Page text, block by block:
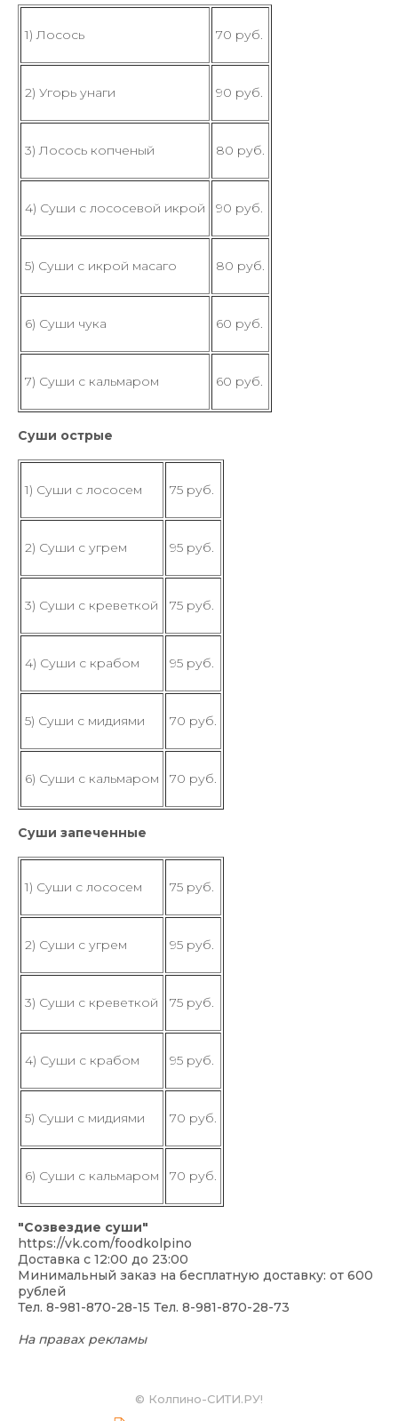
1) Лосось 70 руб.
2) Угорь унаги 90 руб.
3) Лосось копченый 80 руб.
4) Суши с лососевой икрой 90 руб.
5) Суши с икрой масаго 80 руб.
6) Суши чука 60 руб.
7) Суши с кальмаром 60 руб.
Суши острые
1) Суши с лососем 75 руб.
2) Суши с угрем 95 руб.
3) Суши с креветкой 75 руб.
4) Суши с крабом 95 руб.
5) Суши с мидиями 70 руб.
6) Суши с кальмаром 70 руб.
Суши запеченные
1) Суши с лососем 75 руб.
2) Суши с угрем 95 руб.
3) Суши с креветкой 75 руб.
4) Суши с крабом 95 руб.
5) Суши с мидиями 70 руб.
6) Суши с кальмаром 70 руб.
"Созвездие суши"
https://vk.com/foodkolpino
Доставка с 12:00 до 23:00
Минимальный заказ на бесплатную доставку: от 600
рублей
Тел. 8-981-870-28-15 Тел. 8-981-870-28-73
На правах рекламы
© Колпино-СИТИ.РУ!